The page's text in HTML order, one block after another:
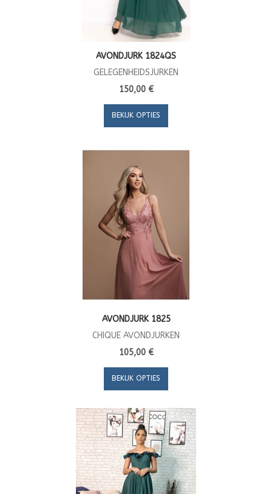
AVONDJURK 1824QS
GELEGENHEIDSJURKEN
150,00 €
BEKIJK OPTIES
AVONDJURK 1825
CHIQUE AVONDJURKEN
105,00 €
BEKIJK OPTIES